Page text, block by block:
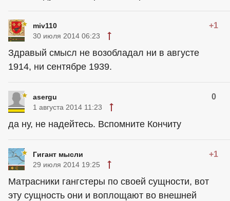
miv110 +1
30 июля 2014 06:23
Здравый смысл не возобладал ни в августе
1914, ни сентябре 1939.
asergu 0
1 августа 2014 11:23
да ну, не надейтесь. Вспомните Кончиту
Гигант мысли +1
29 июля 2014 19:25
Матрасники гангстеры по своей сущности, вот
эту сущность они и воплощают во внешней